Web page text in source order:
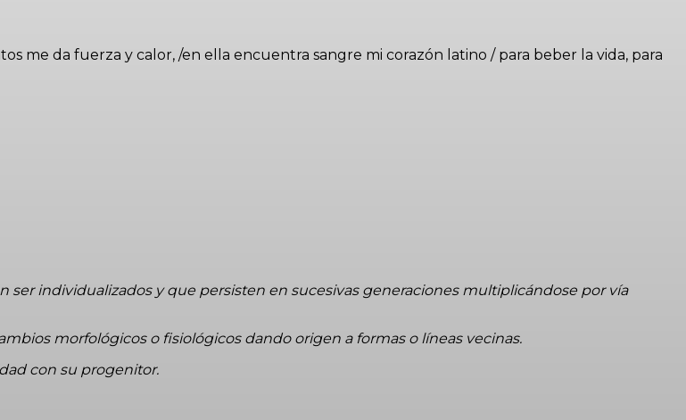
me da fuerza y calor, /en ella encuentra sangre mi corazón latino / para beber la vida, para
individualizados y que persisten en sucesivas generaciones multiplicándose por vía
morfológicos o fisiológicos dando origen a formas o líneas vecinas.
con su progenitor.